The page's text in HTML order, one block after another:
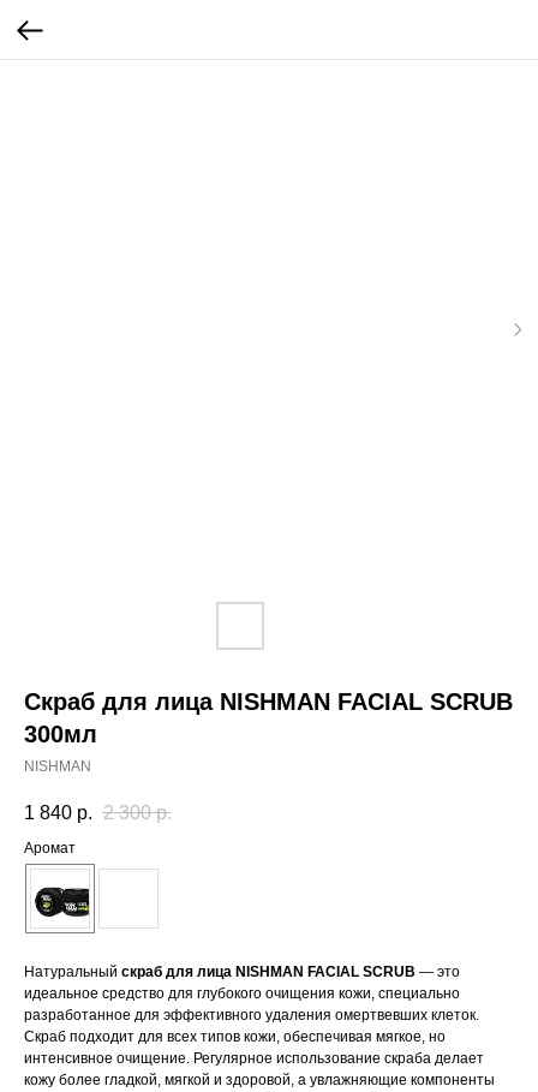
Скраб для лица NISHMAN FACIAL SCRUB
300мл
NISHMAN
1 840 р. 2 300 р.
Аромат
Натуральный скраб для лица NISHMAN FACIAL SCRUB — это
идеальное средство для глубокого очищения кожи, специально
разработанное для эффективного удаления омертвевших клеток.
Скраб подходит для всех типов кожи, обеспечивая мягкое, но
интенсивное очищение. Регулярное использование скраба делает
кожу более гладкой, мягкой и здоровой, а увлажняющие компоненты